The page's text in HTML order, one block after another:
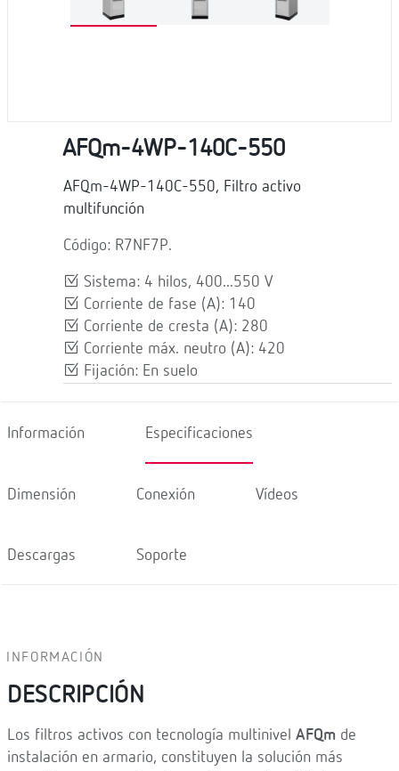
AFQm-4WP-140C-550
AFQm-4WP-140C-550, Filtro activo
multifunción
Código: R7NF7P.
Sistema: 4 hilos, 400...550 V
Corriente de fase (A): 140
Corriente de cresta (A): 280
Corriente máx. neutro (A): 420
Fijación: En suelo
Información Especificaciones
Dimensión Conexión Vídeos
Descargas Soporte
INFORMACIÓN
DESCRIPCIÓN
Los filtros activos con tecnología multinivel AFQm de
instalación en armario, constituyen la solución más